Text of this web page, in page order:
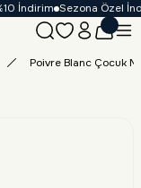
İndirim Sezona Özel
Poivre Blanc Çocuk